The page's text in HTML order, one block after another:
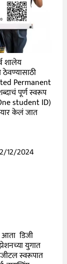
शालेय
ठेवण्यासाठी
Permanent
पूर्ण स्वरूप
student ID)
केलं जात
12/2024
आता डिजी
युगात
स्वरूपात